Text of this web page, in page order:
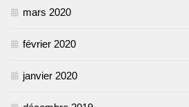
mars 2020
février 2020
janvier 2020